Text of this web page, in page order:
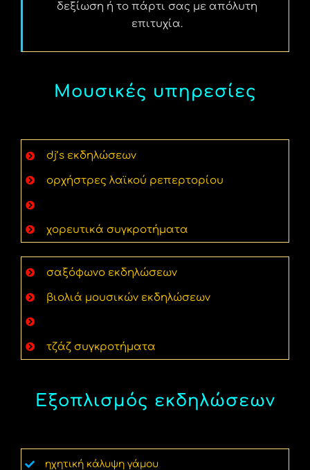
δεξίωση ή το πάρτι σας με απόλυτη
επιτυχία.
Μουσικές υπηρεσίες
dj’s εκδηλώσεων
ορχήστρες λαϊκού ρεπερτορίου
χορευτικά συγκροτήματα
σαξόφωνο εκδηλώσεων
βιολιά μουσικών εκδηλώσεων
τζάζ συγκροτήματα
Εξοπλισμός εκδηλώσεων
ηχητική κάλυψη γάμου